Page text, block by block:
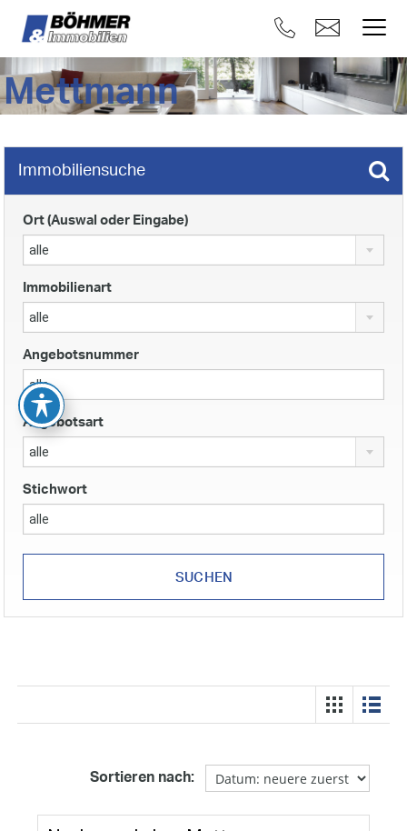
Mettmann
Sortieren nach:
Immobiliensuche
Ort (Auswal oder Eingabe)
alle
Immobilienart
alle
Angebotsnummer
Angebotsart
alle
Stichwort